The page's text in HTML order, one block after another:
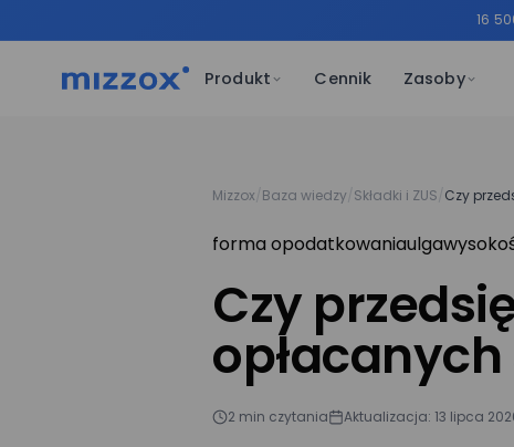
16
Produkt Cennik Zasoby
Mizzox Baza wiedzy Składki i ZUS Czy
forma opodatkowaniaulga
Czy
opłacanych
2 min czytania Aktualizacja: 13 lipca